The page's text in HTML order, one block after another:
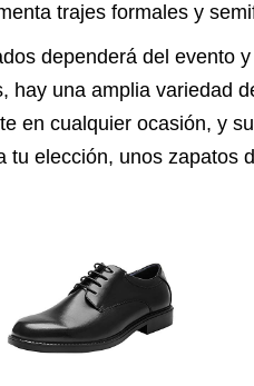
trajes formales y
dependerá del evento
hay una amplia variedad
en cualquier ocasión, y
elección, unos zapatos